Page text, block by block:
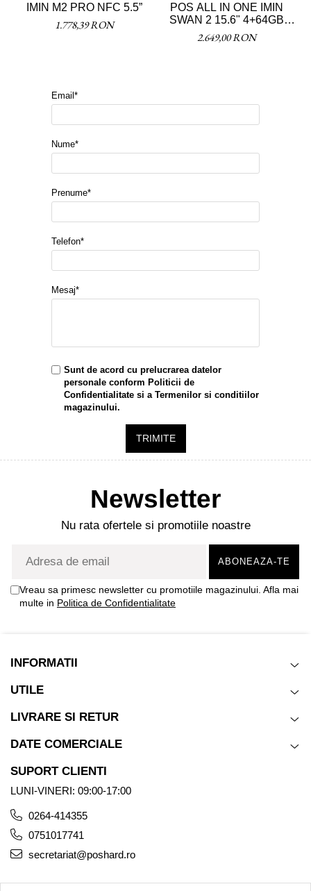
IMIN M2 PRO NFC 5.5”
1.778,39 RON
POS ALL IN ONE IMIN
SWAN 2 15.6" 4+64GB
+AFASIAJ CLIENT
2.649,00 RON
Email*
Nume*
Prenume*
Telefon*
Mesaj*
Sunt de acord cu prelucrarea datelor
personale conform Politicii de
Confidentialitate si a Termenilor si conditiilor
magazinului.
TRIMITE
Newsletter
Nu rata ofertele si promotiile noastre
Vreau sa primesc newsletter cu promotiile magazinului. Afla mai
multe in Politica de Confidentialitate
INFORMATII
UTILE
LIVRARE SI RETUR
DATE COMERCIALE
SUPORT CLIENTI
LUNI-VINERI: 09:00-17:00
0264-414355
0751017741
secretariat@poshard.ro